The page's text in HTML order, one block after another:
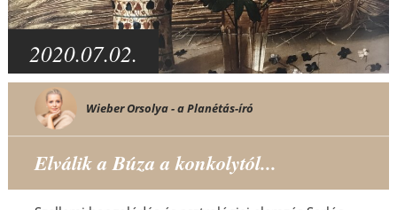
2020.07.02.
Wieber Orsolya - a Planétás-író
Elválik a Búza a konkolytól...